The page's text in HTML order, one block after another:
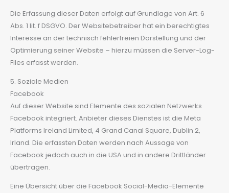
Die Erfassung dieser Daten erfolgt auf Grundlage von Art. 6
Abs. 1 lit. f DSGVO. Der Websitebetreiber hat ein berechtigtes
Interesse an der technisch fehlerfreien Darstellung und der
Optimierung seiner Website – hierzu müssen die Server-Log-
Files erfasst werden.
5. Soziale Medien
Facebook
Auf dieser Website sind Elemente des sozialen Netzwerks
Facebook integriert. Anbieter dieses Dienstes ist die Meta
Platforms Ireland Limited, 4 Grand Canal Square, Dublin 2,
Irland. Die erfassten Daten werden nach Aussage von
Facebook jedoch auch in die USA und in andere Drittländer
übertragen.
Eine Übersicht über die Facebook Social-Media-Elemente